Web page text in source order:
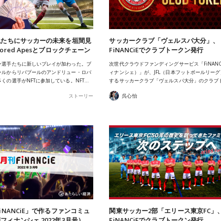
ちにサッカーの未来を垣間見
Apesとブロックチェーン
手たちに新しいプレイが加わった。ブ
からリバプールのアンドリュー・ロバ
の選手がNFTに参加している。NFT…
ストーリー
サッカークラブ「ヴェルスパ大分」、
FiNANCiEでクラブトークン発行
次世代クラウドファンディングサービス「
ィナンシェ）」が、JFL（日本フットボールリー
するサッカークラブ「ヴェルスパ大分」のクラ
呉心怡
」で作るファンコミュ
関東サッカー2部「エリース東京FC」